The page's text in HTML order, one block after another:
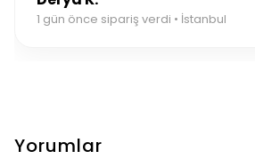
1 gün önce sipariş verdi • İstanbul
Yorumlar